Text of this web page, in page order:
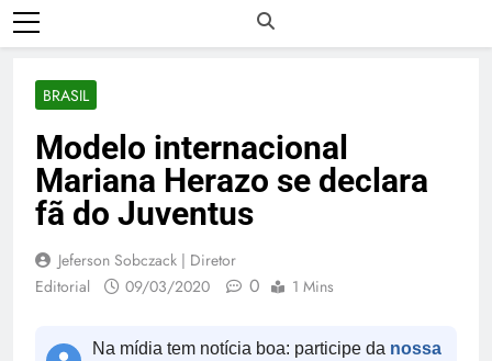
BRASIL
Modelo internacional
Mariana Herazo se declara
fã do Juventus
Jeferson Sobczack | Diretor
Editorial
09/03/2020 0 1 Mins
Na mídia tem notícia boa: participe da nossa